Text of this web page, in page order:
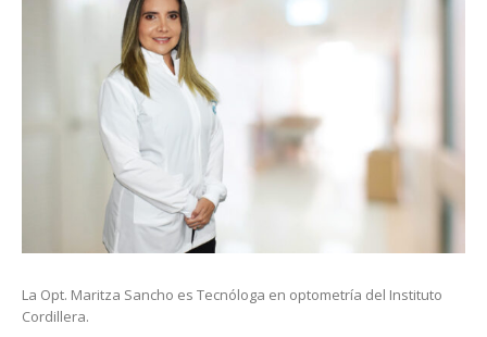
La Opt. Maritza Sancho es Tecnóloga en optometría del Instituto
Cordillera.